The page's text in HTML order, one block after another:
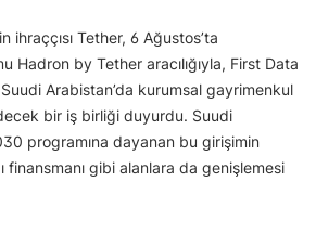
ihraççısı Tether, 6 Ağustos’ta
Hadron by Tether aracılığıyla, First Data
Arabistan’da kurumsal gayrimenkul
bir iş birliği duyurdu. Suudi
programına dayanan bu girişimin
finansmanı gibi alanlara da genişlemesi